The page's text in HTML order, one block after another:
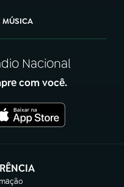
MÚSICA
Nacional
com você.
em nova aba)